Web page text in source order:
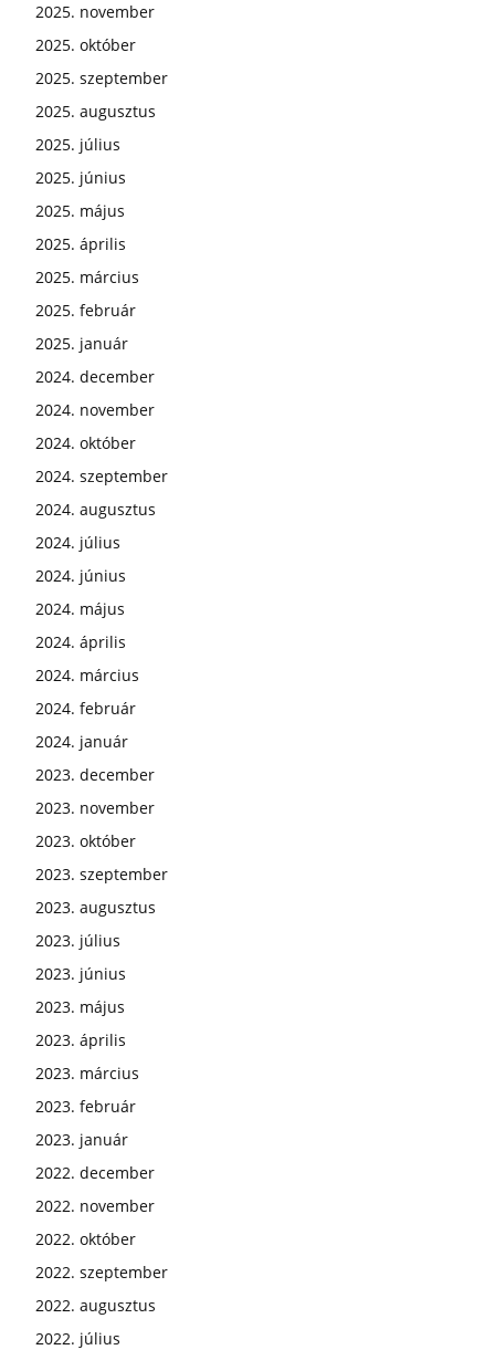
2025. november
2025. október
2025. szeptember
2025. augusztus
2025. július
2025. június
2025. május
2025. április
2025. március
2025. február
2025. január
2024. december
2024. november
2024. október
2024. szeptember
2024. augusztus
2024. július
2024. június
2024. május
2024. április
2024. március
2024. február
2024. január
2023. december
2023. november
2023. október
2023. szeptember
2023. augusztus
2023. július
2023. június
2023. május
2023. április
2023. március
2023. február
2023. január
2022. december
2022. november
2022. október
2022. szeptember
2022. augusztus
2022. július